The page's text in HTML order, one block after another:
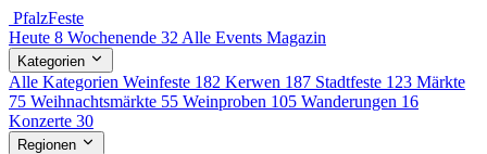
PfalzFeste
Heute 8 Wochenende 32 Alle Events Magazin
Kategorien
Alle Kategorien Weinfeste 182 Kerwen 187 Stadtfeste 123 Märkte
75 Weihnachtsmärkte 55 Weinproben 105 Wanderungen 16
Konzerte 30
Regionen